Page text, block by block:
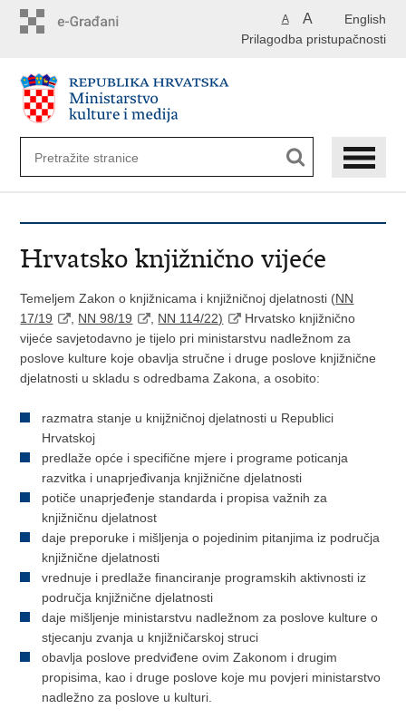
English
A A
Prilagodba pristupačnosti
Hrvatsko knjižnično vijeće
Temeljem Zakon o knjižnicama i knjižničnoj djelatnosti (NN
17/19
NN 98/19 NN 114/22)
Hrvatsko knjižnično
vijeće savjetodavno je tijelo pri ministarstvu nadležnom za
poslove kulture koje obavlja stručne i druge poslove knjižnične
djelatnosti u skladu s odredbama Zakona, a osobito:
razmatra stanje u knijžničnoj djelatnosti u Republici
Hrvatskoj
predlaže opće i specifične mjere i programe poticanja
razvitka i unaprjeđivanja knjižnične djelatnosti
potiče unaprjeđenje standarda i propisa važnih za
knjižničnu djelatnost
daje preporuke i mišljenja o pojedinim pitanjima iz područja
knjižnične djelatnosti
vrednuje i predlaže financiranje programskih aktivnosti iz
područja knjižnične djelatnosti
daje mišljenje ministarstvu nadležnom za poslove kulture o
stjecanju zvanja u knjižničarskoj struci
obavlja poslove predviđene ovim Zakonom i drugim
propisima, kao i druge poslove koje mu povjeri ministarstvo
nadležno za poslove u kulturi.